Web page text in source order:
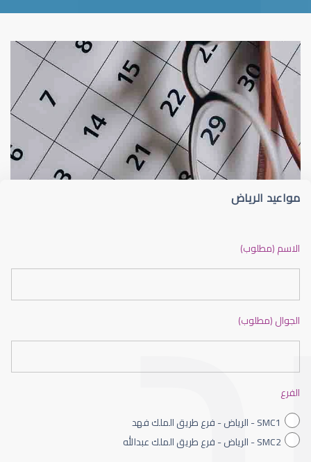
قلوبال لرعاية العين ضعف نظر
ضعف نظر الاطفال
مواعيد الرياض
الاسم (مطلوب)
الجوال (مطلوب)
الفرع
SMC1 - الرياض - فرع طريق الملك فهد
SMC2 - الرياض - فرع طريق الملك عبدالله